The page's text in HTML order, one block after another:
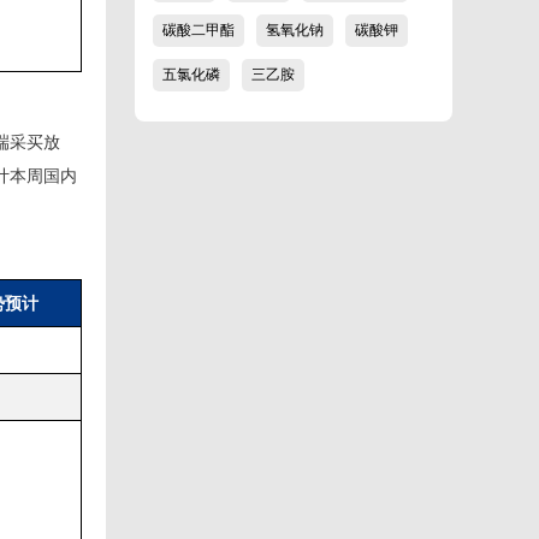
采买放
本周国内
预计
碳酸二甲酯 氢氧化钠 碳酸钾
五氯化磷 三乙胺